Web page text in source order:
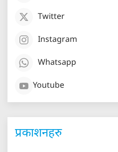
Twitter
Instagram
Whatsapp
Youtube
प्रकाशनहरु